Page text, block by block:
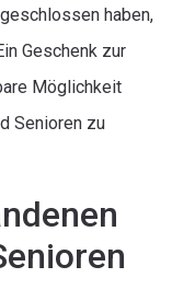
haben,
Geschenk zur
Möglichkeit
Senioren zu